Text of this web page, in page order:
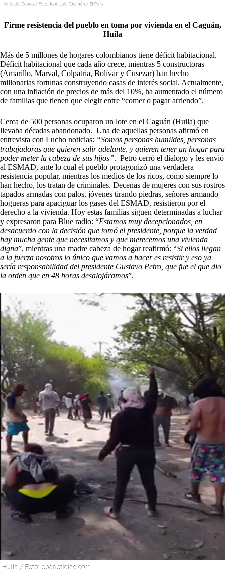
Firme resistencia del pueblo en toma por vivienda en el Caguán,
Huila
Más de 5 millones de hogares colombianos tiene déficit habitacional.
Déficit habitacional que cada año crece, mientras 5 constructoras
(Amarillo, Marval, Colpatria, Bolívar y Cusezar) han hecho
millonarias fortunas construyendo casas de interés social. Actualmente,
con una inflación de precios de más del 10%, ha aumentado el número
de familias que tienen que elegir entre “comer o pagar arriendo”.
Cerca de 500 personas ocuparon un lote en el Caguán (Huila) que
llevaba décadas abandonado. Una de aquellas personas afirmó en
entrevista con Lucho noticias: “Somos personas humildes, personas
trabajadoras que quieren salir adelante, y quieren tener un hogar para
poder meter la cabeza de sus hijos”. Petro cerró el dialogo y les envió
al ESMAD, ante lo cual el pueblo protagonizó una verdadera
resistencia popular, mientras los medios de los ricos, como siempre lo
han hecho, los tratan de criminales. Decenas de mujeres con sus rostros
tapados armadas con palos, jóvenes tirando piedras, señores armando
hogueras para apaciguar los gases del ESMAD, resistieron por el
derecho a la vivienda. Hoy estas familias siguen determinadas a luchar
y expresaron para Blue radio: “Estamos muy decepcionados, en
desacuerdo con la decisión que tomó el presidente, porque la verdad
hay mucha gente que necesitamos y que merecemos una vivienda
digna”, mientras una madre cabeza de hogar reafirmó: “Si ellos llegan
a la fuerza nosotros lo único que vamos a hacer es resistir y eso ya
sería responsabilidad del presidente Gustavo Petro, que fue el que dio
la orden que en 48 horas desalojáramos”.